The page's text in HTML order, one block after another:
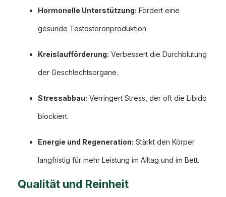
Hormonelle Unterstützung: Fördert eine
gesunde Testosteronproduktion.
Kreislaufförderung: Verbessert die Durchblutung
der Geschlechtsorgane.
Stressabbau: Verringert Stress, der oft die Libido
blockiert.
Energie und Regeneration: Stärkt den Körper
langfristig für mehr Leistung im Alltag und im Bett.
Qualität und Reinheit